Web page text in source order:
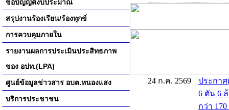
ข้อบัญญัติงบประมาณ
สรุปงานร้องเรียน/ร้องทุกข์
การควบคุมภายใน
รายงานผลการประเมินประสิทธภาพ
ของ อปท.(LPA)
ศูนย์ข้อมูลข่าวสาร อบต.หนองแสง
บริการประชาชน
24 ก.ค. 2569
ประกา
6 ตัน 6
กว่า